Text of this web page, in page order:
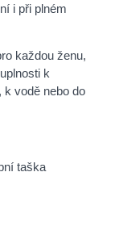
i při plném
každou ženu,
k
vodě nebo do